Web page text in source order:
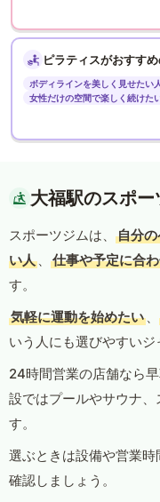
ピラティスがおすすめ
ボディラインを美しく見せたい
女性だけの空間で楽しく続けた
大福駅のスポ
スポーツジムは、
自分
い人 、 仕事や予定に合
す。
気軽に運動を始めたい 、
いう人にも選びやすいジ
24時間営業の店舗なら
設ではプールやサウナ
す。
選ぶときは設備や営業
確認しましょう。